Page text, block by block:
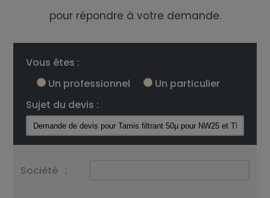
pour répondre à votre demande.
Vous êtes :
Un professionnel
Un particulier
Sujet du devis :
Société :